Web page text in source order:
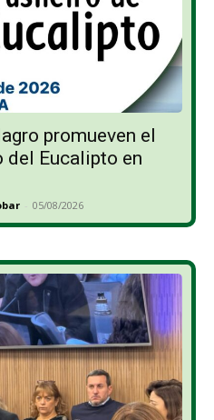
promueven el
del Eucalipto en
- 05/08/2026